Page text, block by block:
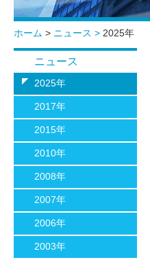
ホーム > ニュース > 2025年
ニュース
2025年
2017年
2015年
2010年
2008年
2007年
2006年
2003年